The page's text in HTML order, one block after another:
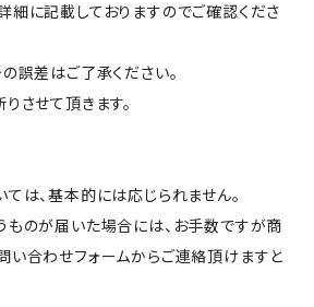
細に記載しておりますのでご確認くださ
誤差はご了承ください。
させて頂きます。
は、基本的には応じられません。
ものが届いた場合には、お手数ですが商
合わせフォームからご連絡頂けますと